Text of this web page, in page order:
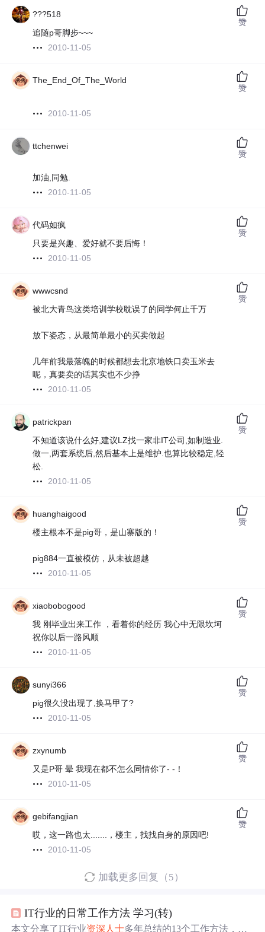
???518
追随p哥脚步~~~
2010-11-05
赞
The_End_Of_The_World
2010-11-05
赞
ttchenwei
加油,同勉.
2010-11-05
赞
代码如疯
只要是兴趣、爱好就不要后悔！
2010-11-05
赞
wwwcsnd
被北大青鸟这类培训学校耽误了的同学何止千万
放下姿态，从最简单最小的买卖做起
几年前我最落魄的时候都想去北京地铁口卖玉米去
呢，真要卖的话其实也不少挣
2010-11-05
赞
patrickpan
不知道该说什么好,建议LZ找一家非IT公司,如制造业.
做一,两套系统后,然后基本上是维护.也算比较稳定,轻
松.
2010-11-05
赞
huanghaigood
楼主根本不是pig哥，是山寨版的！
pig884一直被模仿，从未被超越
2010-11-05
赞
xiaobobogood
我 刚毕业出来工作 ，看着你的经历 我心中无限坎坷
祝你以后一路风顺
2010-11-05
赞
sunyi366
pig很久没出现了,换马甲了?
2010-11-05
赞
zxynumb
又是P哥 晕 我现在都不怎么同情你了- -！
2010-11-05
赞
gebifangjian
哎，这一路也太.......，楼主，找找自身的原因吧!
2010-11-05
赞
加载更多回复（5）
IT行业的日常工作方法 学习(转)
本文分享了IT行业资深 人士多年总结的13个工作方法，包